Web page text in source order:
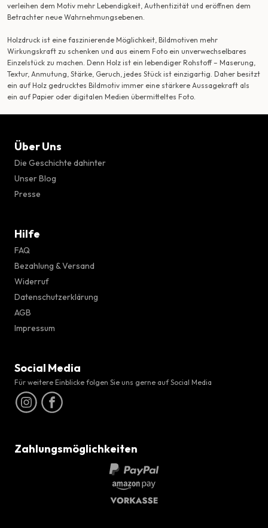
verleihen dem Motiv mehr Lebendigkeit, Authentizität und eröffnen dem
Betrachter neue Wahrnehmungsebenen.
Holzdruck ist eine faszinierende Möglichkeit, Bildmotiven mehr
Wirkungskraft zu schenken und aus einem Foto ein unverwechselbares
Einzelstück zu machen. Denn Holz ist ein lebendiger Rohstoff – Maserung,
Textur, Anmutung, Stärke, Geruch, jedes Stück ist einzigartig. Daher besitzt
ein auf Holz gedrucktes Bildmotiv immer eine stärkere Aussagekraft als
ein auf Papier oder digitalen Medien übermitteltes Foto.
Über Uns
Die Geschichte dahinter
Unser Blog
Presse
Hilfe
FAQ
Bezahlung & Versand
Widerruf
Datenschutzerklärung
AGB
Impressum
Social Media
Für weitere Einblicke folgen Sie uns gerne auf Social Media
Zahlungsmöglichkeiten